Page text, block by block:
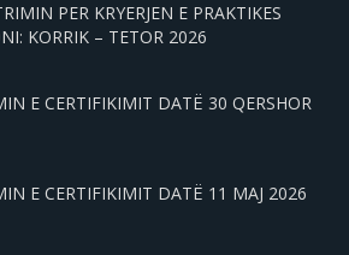
PER KRYERJEN E PRAKTIKES
KORRIK – TETOR 2026
E CERTIFIKIMIT DATË 30 QERSHOR
E CERTIFIKIMIT DATË 11 MAJ 2026